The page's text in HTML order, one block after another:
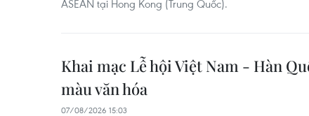
ASEAN tại Hong Kong (Trung Quốc).
Khai mạc Lễ hội Việt Nam - Hàn
màu văn hóa
07/08/2026 15:03